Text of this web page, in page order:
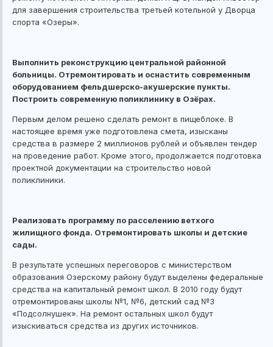
для завершения строительства третьей котельной у Дворца
спорта «Озеры».
Выполнить реконструкцию центральной районной
больницы. Отремонтировать и оснастить современным
оборудованием фельдшерско-акушерские пункты.
Построить современную поликлинику в Озёрах.
Первым делом решено сделать ремонт в пищеблоке. В
настоящее время уже подготовлена смета, изысканы
средства в размере 2 миллионов рублей и объявлен тендер
на проведение работ. Кроме этого, продолжается подготовка
проектной документации на строительство новой
поликлиники.
Реализовать программу по расселению ветхого
жилищного фонда. Отремонтировать школы и детские
сады.
В результате успешных переговоров с министерством
образования Озерскому району будут выделены федеральные
средства на капитальный ремонт школ. В 2010 году будут
отремонтированы школы №1, №6, детский сад №3
«Подсолнушек». На ремонт остальных школ будут
изыскиваться средства из других источников.